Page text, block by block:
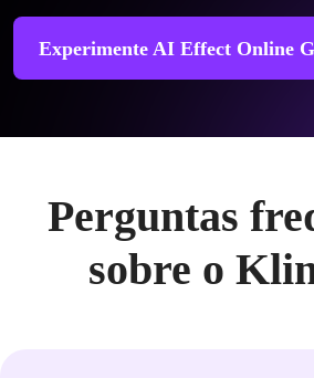
Experimente AI Effect Online
Perguntas
sobre o